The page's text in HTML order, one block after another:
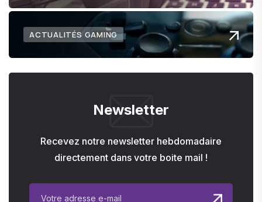
ACTUALITÉS GAMING
Newsletter
Recevez notre newsletter hebdomadaire
directement dans votre boite mail !